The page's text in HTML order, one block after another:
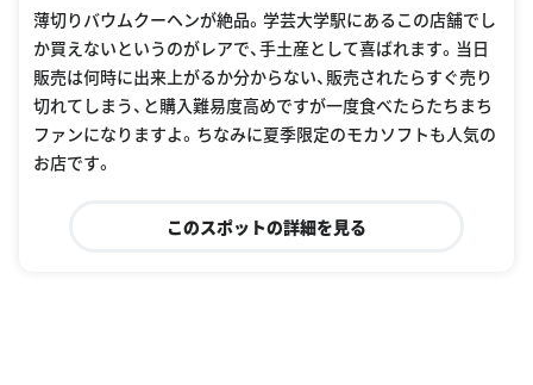
薄切りバウムクーヘンが絶品。学芸大学駅にあるこの店舗でし
か買えないというのがレアで、手土産として喜ばれます。当日
販売は何時に出来上がるか分からない、販売されたらすぐ売り
切れてしまう、と購入難易度高めですが一度食べたらたちまち
ファンになりますよ。ちなみに夏季限定のモカソフトも人気の
お店です。
このスポットの詳細を見る